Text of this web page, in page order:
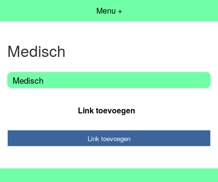
Menu +
Medisch
Medisch
Link toevoegen
Link toevoegen